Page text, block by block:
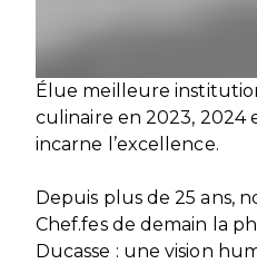
Élue meilleure
culinaire en 2023, 2024
incarne l’excellence.
Depuis plus de 25 ans,
Chef.fes de demain la
Ducasse : une vision